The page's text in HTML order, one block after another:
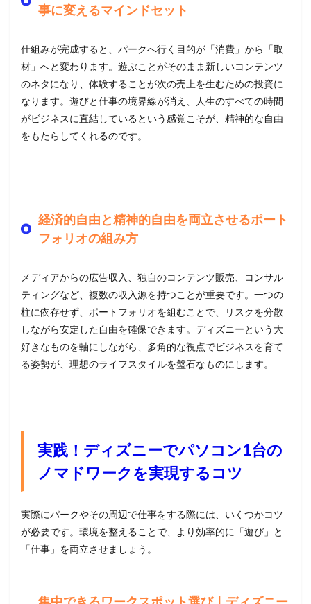
事に変えるマインドセット
仕組みが完成すると、パークへ行く目的が「消費」から「取
材」へと変わります。遊ぶことがそのまま新しいコンテンツ
のネタになり、体験することが次の売上を生むための投資に
なります。遊びと仕事の境界線が消え、人生のすべての時間
がビジネスに直結しているという感覚こそが、精神的な自由
をもたらしてくれるのです。
経済的自由と精神的自由を両立させるポート
フォリオの組み方
メディアからの広告収入、独自のコンテンツ販売、コンサル
ティングなど、複数の収入源を持つことが重要です。一つの
柱に依存せず、ポートフォリオを組むことで、リスクを分散
しながら安定した自由を確保できます。ディズニーという大
好きなものを軸にしながら、多角的な視点でビジネスを育て
る姿勢が、理想のライフスタイルを盤石なものにします。
実践！ディズニーでパソコン1台の
ノマドワークを実現するコツ
実際にパークやその周辺で仕事をする際には、いくつかコツ
が必要です。環境を整えることで、より効率的に「遊び」と
「仕事」を両立させましょう。